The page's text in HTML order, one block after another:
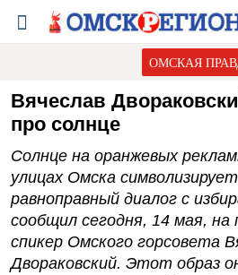
ОМСКАЯ
Вячеслав
про солнце
Солнце на оранжевых
улицах Омска
равноправный диалог с
сообщил сегодня, 14 мая, на
спикер Омского горсовета
Двораковский. Этот образ